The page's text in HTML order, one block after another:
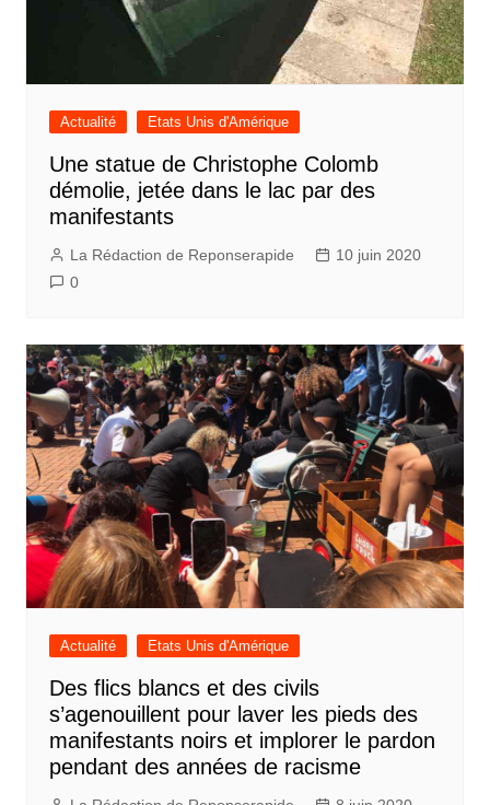
Actualité Etats Unis d'Amérique
Une statue de Christophe Colomb
démolie, jetée dans le lac par des
manifestants
La Rédaction de Reponserapide
10 juin 2020
0
Actualité Etats Unis d'Amérique
Des flics blancs et des civils
s’agenouillent pour laver les pieds des
manifestants noirs et implorer le pardon
pendant des années de racisme